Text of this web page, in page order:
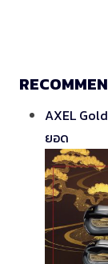
AXEL
ยอด